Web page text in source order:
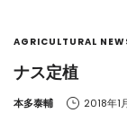
AGRICULTURAL
ナス定植
by
本多泰輔 2018年1